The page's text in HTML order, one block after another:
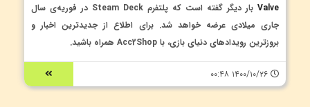
Valve
بار دیگر گفته است که پلتفرم Steam Deck در فوریه‌ی سال
جاری میلادی عرضه خواهد شد. برای اطلاع از جدیدترین اخبار و
بروزترین رویدادهای دنیای بازی، با Acc2Shop همراه باشید.